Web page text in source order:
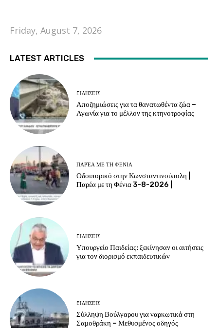
Friday, August 7, 2026
LATEST ARTICLES
EΙΔΗΣΕΙΣ
Αποζημιώσεις για τα θανατωθέντα ζώα –
Αγωνία για το μέλλον της κτηνοτροφίας
ΠΑΡΈΑ ΜΕ ΤΗ ΦΈΝΙΑ
Οδοιπορικό στην Κωνσταντινούπολη |
Παρέα με τη Φένια 3-8-2026 |
EΙΔΗΣΕΙΣ
Υπουργείο Παιδείας: ξεκίνησαν οι αιτήσεις
για τον διορισμό εκπαιδευτικών
EΙΔΗΣΕΙΣ
Σύλληψη Βούλγαρου για ναρκωτικά στη
Σαμοθράκη – Μεθυσμένος οδηγός